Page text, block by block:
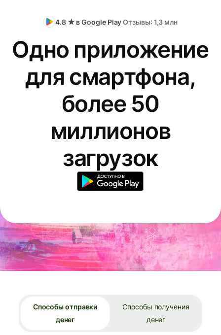
4.8 ★ в Google PlayОтзывы: 1,3 млн
Одно приложение
для смартфона,
более 50
миллионов
загрузок
Способы отправки
денег
Способы получения
денег